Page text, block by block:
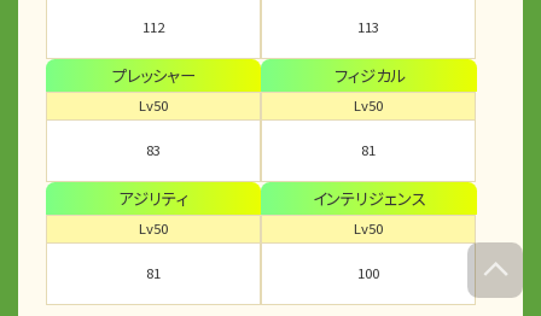
112 113
プレッシャー
Lv50
83
フィジカル
Lv50
81
アジリティ
Lv50
81
インテリジェンス
Lv50
100